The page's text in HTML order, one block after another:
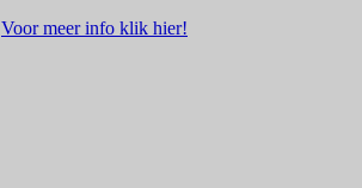
Voor meer info klik hier!